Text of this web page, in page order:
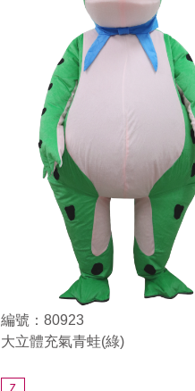
編號：80923
大立體充氣青蛙(綠)
Z